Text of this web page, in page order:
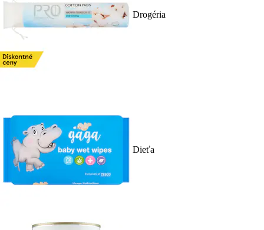
Drogéria
Dieťa